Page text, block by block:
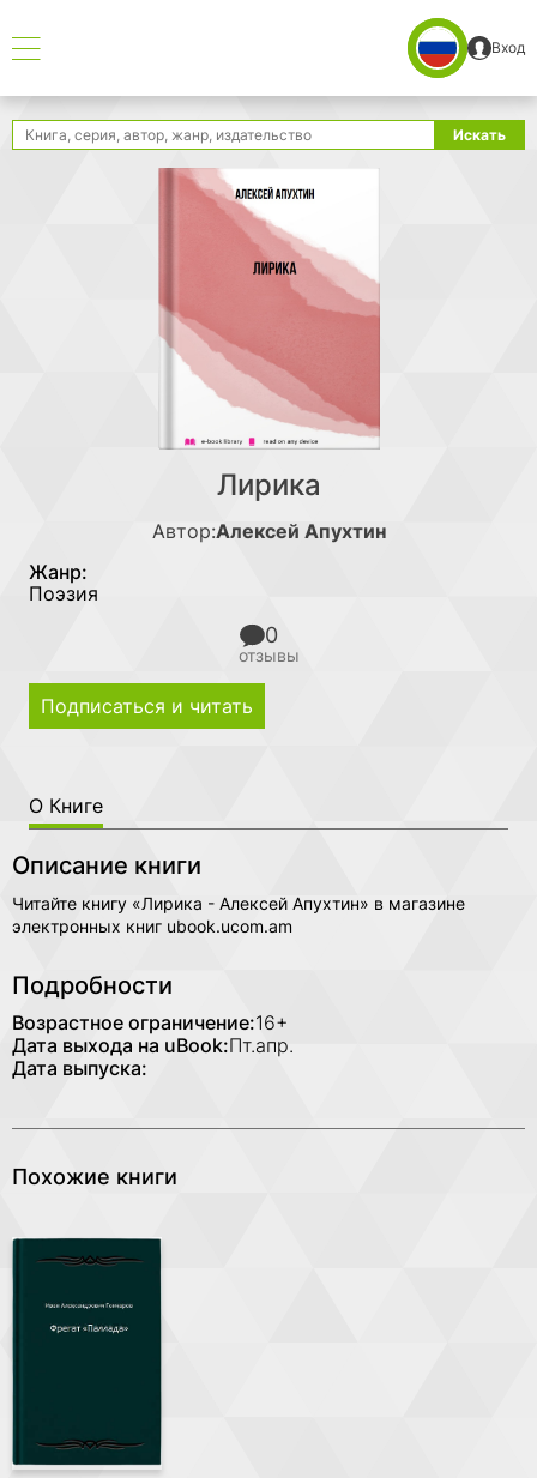
Вход
Поиск Искать
Лирика
Автор:Алексей Апухтин
Жанр:
Поэзия
0
отзывы
Подписаться и читать
О Книге
Описание книги
Читайте книгу «Лирика - Алексей Апухтин» в магазине
электронных книг ubook.ucom.am
Подробности
Возрастное ограничение:16+
Дата выхода на uBook:Пт.апр.
Дата выпуска:
Похожие книги